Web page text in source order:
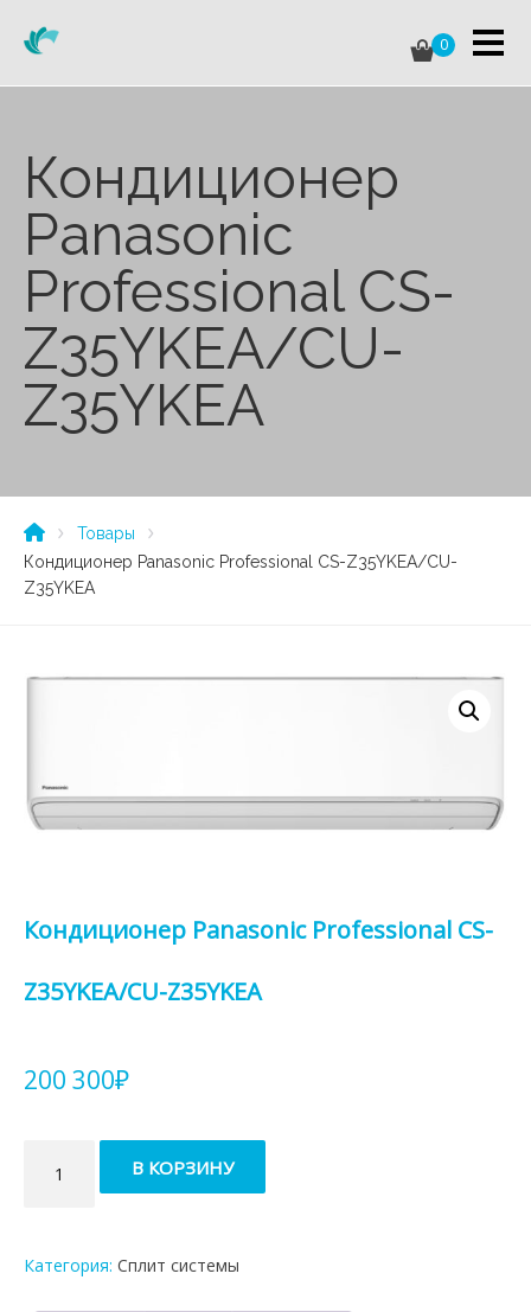
0
Кондиционер
Panasonic
Professional CS-
Z35YKEA/CU-
Z35YKEA
Товары
Кондиционер Panasonic Professional CS-Z35YKEA/CU-
Z35YKEA
Кондиционер Panasonic Professional CS-
Z35YKEA/CU-Z35YKEA
200 300₽
товара
Кондиционер
CS-
В КОРЗИНУ
Категория: Сплит системы